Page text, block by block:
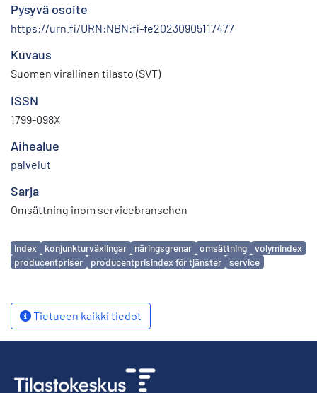
Pysyvä osoite
https://urn.fi/URN:NBN:fi-fe20230905117477
Kuvaus
Suomen virallinen tilasto (SVT)
ISSN
1799-098X
Aihealue
palvelut
Sarja
Omsättning inom servicebranschen
Avainsanat
index konjunkturväxlingar näringsgrenar omsättning
volymindex
producentpriser
producentprisindex för tjänster service
Tietueen kaikki tiedot